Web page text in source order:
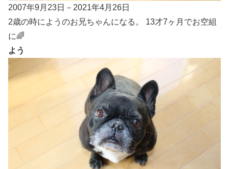
2007年9月23日－2021年4月26日
2歳の時にようのお兄ちゃんになる。 13才7ヶ月でお空組
に🌈
よう